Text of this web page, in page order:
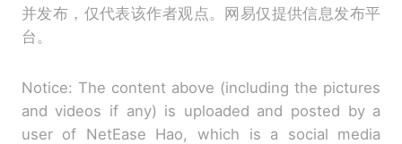
并发布，仅代表该作者观点。网易仅提供信息发布平
台。
Notice: The content above (including the pictures
and videos if any) is uploaded and posted by a
user of NetEase Hao, which is a social media